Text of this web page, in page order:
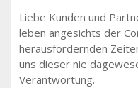
Liebe Kunden und
leben angesichts der
herausfordernden
uns dieser nie
Verantwortung.